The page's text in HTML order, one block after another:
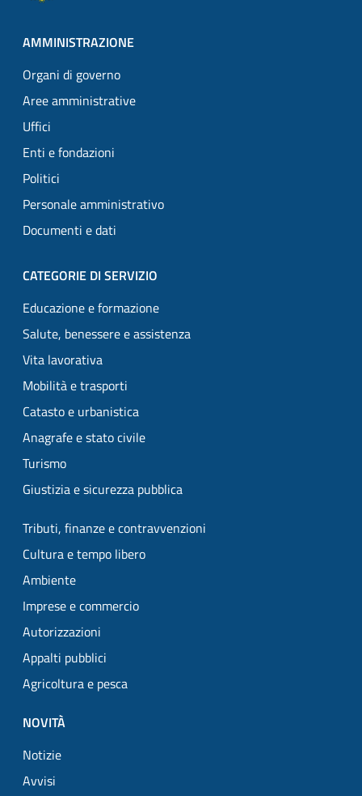
AMMINISTRAZIONE
Organi di governo
Aree amministrative
Uffici
Enti e fondazioni
Politici
Personale amministrativo
Documenti e dati
CATEGORIE DI SERVIZIO
Educazione e formazione
Salute, benessere e assistenza
Vita lavorativa
Mobilità e trasporti
Catasto e urbanistica
Anagrafe e stato civile
Turismo
Giustizia e sicurezza pubblica
Tributi, finanze e contravvenzioni
Cultura e tempo libero
Ambiente
Imprese e commercio
Autorizzazioni
Appalti pubblici
Agricoltura e pesca
NOVITÀ
Notizie
Avvisi